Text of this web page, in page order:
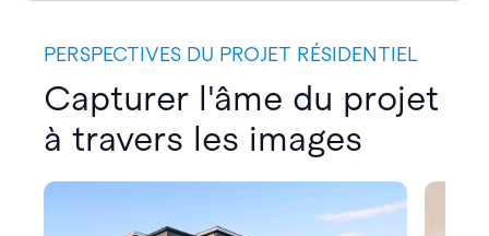
PERSPECTIVES DU PROJET RÉSIDENTIEL
Capturer l'âme du projet
à travers les images